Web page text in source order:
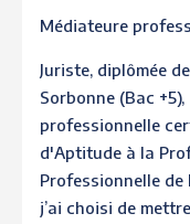
Médiateure
Juriste, diplômée
Sorbonne (Bac
professionnelle
d'Aptitude à la
Professionnelle
j’ai choisi de